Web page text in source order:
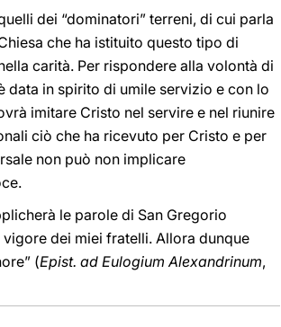
dei “dominatori” terreni, di cui parla
che ha istituito questo tipo di
carità. Per rispondere alla volontà di
data in spirito di umile servizio e con lo
imitare Cristo nel servire e nel riunire
ciò che ha ricevuto per Cristo e per
non può non implicare
le parole di San Gregorio
vigore dei miei fratelli. Allora dunque
(Epist. ad Eulogium Alexandrinum,